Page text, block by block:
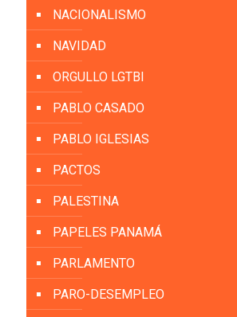
NACIONALISMO
NAVIDAD
ORGULLO LGTBI
PABLO CASADO
PABLO IGLESIAS
PACTOS
PALESTINA
PAPELES PANAMÁ
PARLAMENTO
PARO-DESEMPLEO